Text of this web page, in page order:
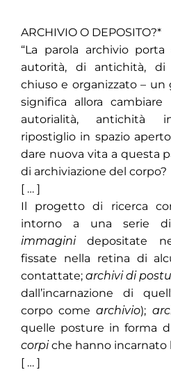
ARCHIVIO O DEPOSITO?*
“La parola archivio
autorità, di antichità,
chiuso e organizzato – un
significa allora
autorialità, antichità
ripostiglio in spazio
dare nuova vita a questa
di archiviazione del corpo?
[ … ]
Il progetto di ricerca
intorno a una serie
immaginidepositate
fissate nella retina di
contattate; archivi di
dall’incarnazione di
corpo comearchivio);
quelle posture in forma
corpiche hanno incarnato
[ … ]